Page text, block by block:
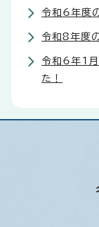
令和6年度
令和8年度
令和6年1
た！